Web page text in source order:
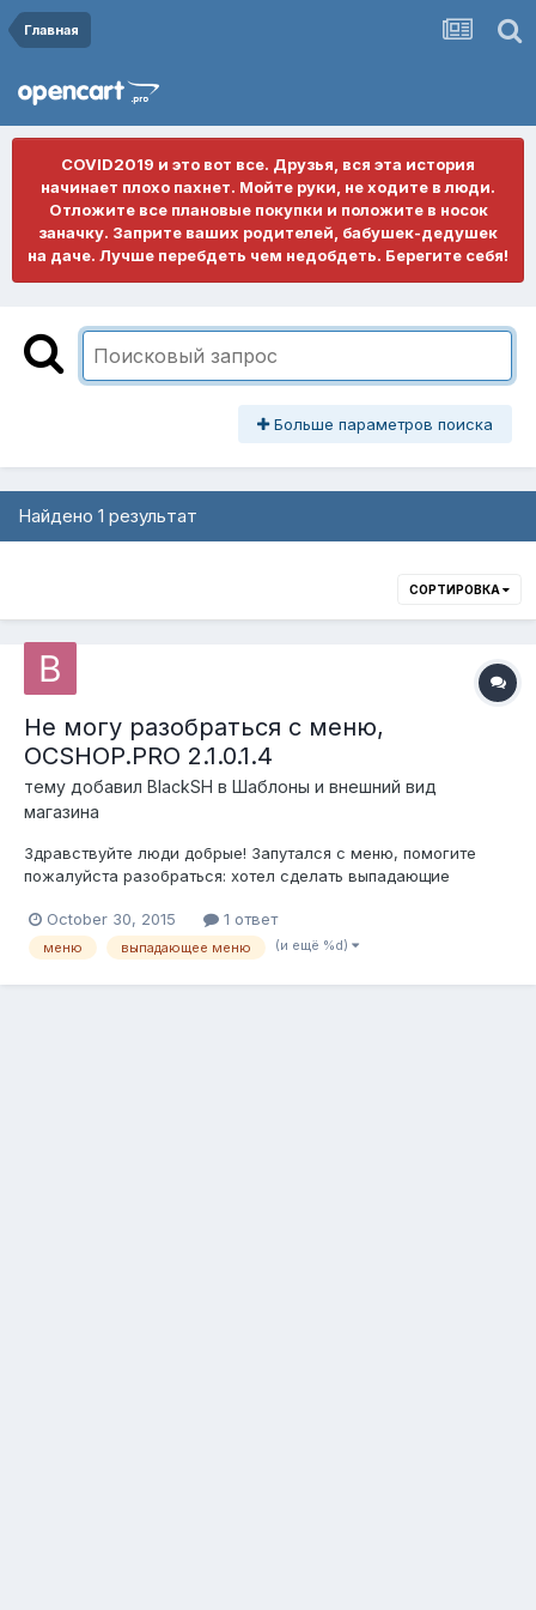
Главная
COVID2019 и это вот все. Друзья, вся эта история
начинает плохо пахнет. Мойте руки, не ходите в люди.
Отложите все плановые покупки и положите в носок
заначку. Заприте ваших родителей, бабушек-дедушек
на даче. Лучше перебдеть чем недобдеть. Берегите себя!
Больше параметров поиска
Найдено 1 результат
СОРТИРОВКА
Не могу разобраться с меню,
OCSHOP.PRO 2.1.0.1.4
тему добавил BlackSH в Шаблоны и внешний вид
магазина
Здравствуйте люди добрые! Запутался с меню, помогите
пожалуйста разобраться: хотел сделать выпадающие
категории "Меню" создал две дочернии, потом в закладке
"Дизайн" создал пункт "меню", вложил в него дочерние
October 30, 2015 1 ответ
меню выпадающее меню (и ещё %d)